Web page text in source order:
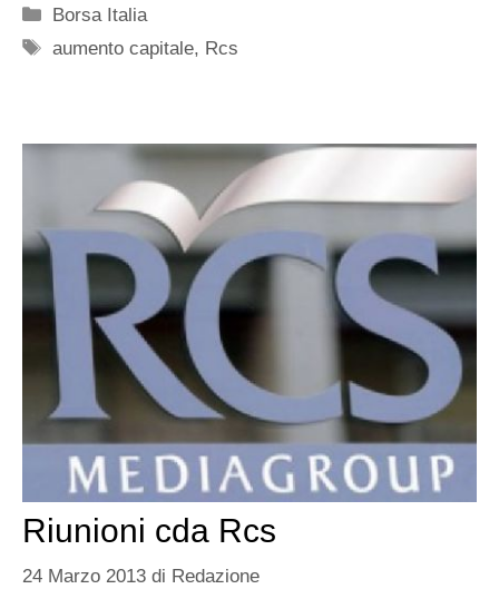
Categorie
Borsa Italia
Tag
aumento capitale, Rcs
Riunioni cda Rcs
24 Marzo 2013 di Redazione